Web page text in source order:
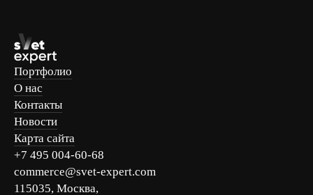
Портфолио
О нас
Контакты
Новости
Карта сайта
+7 495 004-60-68
commerce@svet-expert.com
115035, Москва,